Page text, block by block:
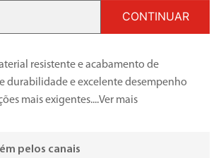
CONTINUAR
resistente e acabamento de
durabilidade e excelente desempenho
mais exigentes....Ver mais
pelos canais